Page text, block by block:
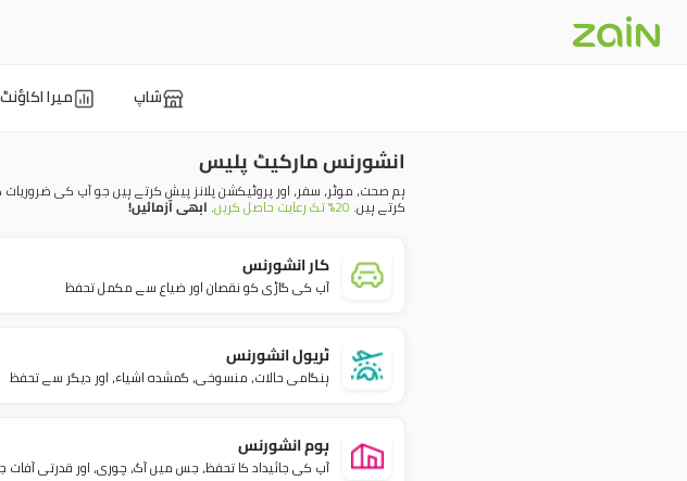
شاپ میرا اکاؤنٹ
انشورنس مارکیٹ پلیس
ہم صحت، موٹر، سفر، اور پروٹیکشن پلانز پیش کرتے ہیں جو آپ کی
کرتے ہیں۔ 20٪ تک رعایت حاصل کریں ۔ ابھی آزمائیں!
کار انشورنس
آپ کی گاڑی کو نقصان اور ضیاع سے مکمل تحفظ
ٹریول انشورنس
ہنگامی حالات، منسوخی، گمشدہ اشیاء، اور دیگر سے تحفظ
ہوم انشورنس
آپ کی جائیداد کا تحفظ، جس میں آگ، چوری، اور قدرتی